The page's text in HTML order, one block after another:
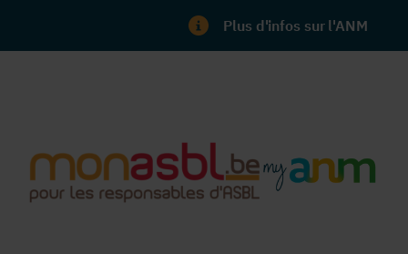
Plus d'infos sur l'ANM